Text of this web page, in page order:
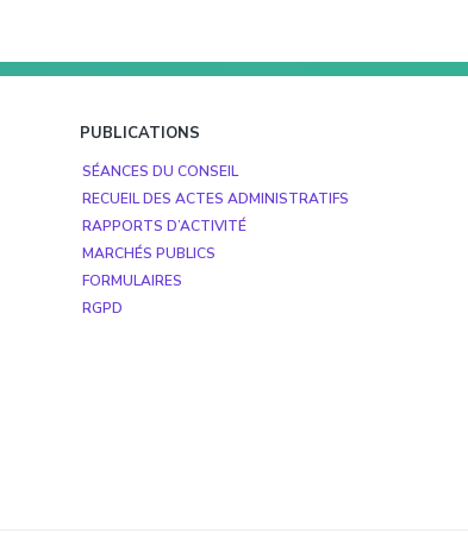
PUBLICATIONS
SÉANCES DU CONSEIL
RECUEIL DES ACTES ADMINISTRATIFS
RAPPORTS D’ACTIVITÉ
MARCHÉS PUBLICS
FORMULAIRES
RGPD